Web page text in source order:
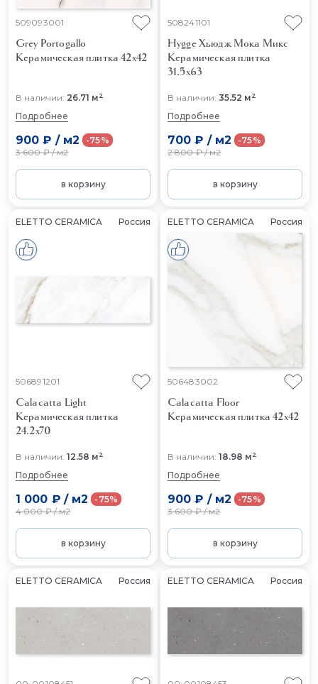
509093001
Grey Portogallo
Керамическая плитка 42x42
В наличии: 26.71 м2
Подробнее
900 ₽ / м2
3 600 ₽/м2
-75%
в корзину
508241101
Hygge Хьюдж Мока Микс
Керамическая плитка
31.5x63
В наличии: 35.52 м2
Подробнее
700 ₽ / м2
2 800 ₽/м2
-75%
в корзину
ELETTO CERAMICA Россия
506891201
Calacatta Light
Керамическая плитка
24.2x70
В наличии: 12.58 м2
Подробнее
1 000 ₽/ м2
4 000 ₽/м2
-75%
в корзину
ELETTO CERAMICA Россия
506483002
Calacatta Floor
Керамическая плитка 42x42
В наличии: 18.98 м2
Подробнее
900 ₽ / м2
3 600 ₽/м2
-75%
в корзину
ELETTO CERAMICA Россия ELETTO CERAMICA Россия